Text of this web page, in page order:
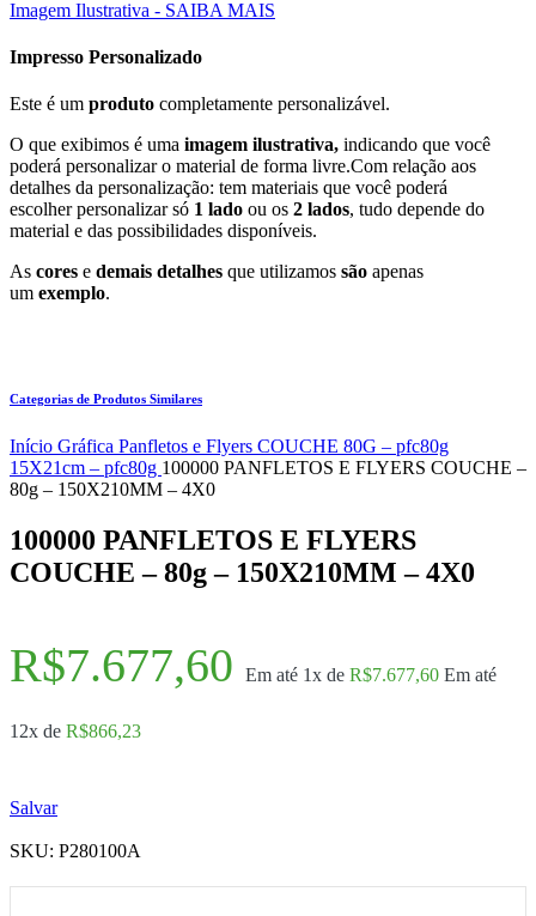
Imagem Ilustrativa - SAIBA MAIS
Impresso Personalizado
Este é um produto completamente personalizável.
O que exibimos é uma imagem ilustrativa, indicando que você
poderá personalizar o material de forma livre.Com relação aos
detalhes da personalização: tem materiais que você poderá
escolher personalizar só 1 lado ou os 2 lados, tudo depende do
material e das possibilidades disponíveis.
As cores e demais detalhes que utilizamos são apenas
um exemplo.
Categorias de Produtos Similares
Início Gráfica Panfletos e Flyers COUCHE 80G – pfc80g
15X21cm – pfc80g 100000 PANFLETOS E FLYERS COUCHE –
80g – 150X210MM – 4X0
100000 PANFLETOS E FLYERS
COUCHE – 80g – 150X210MM – 4X0
R$7.677,60 Em até 1x de R$7.677,60 Em até
12x de R$866,23
Salvar
SKU: P280100A